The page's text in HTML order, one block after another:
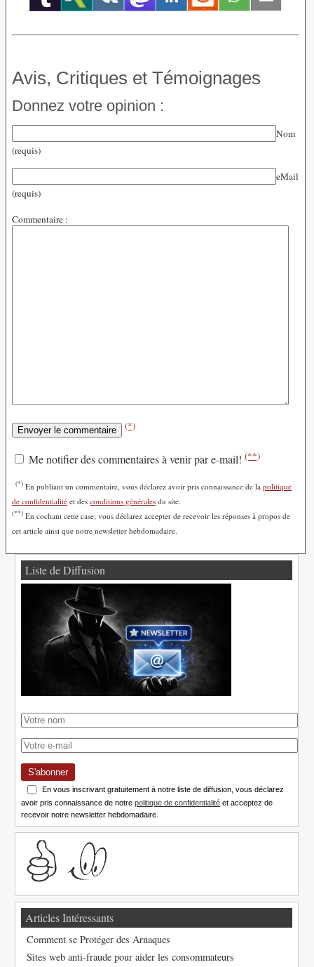
Avis, Critiques et Témoignages
Donnez votre opinion :
Nom
(requis)
eMail
(requis)
Commentaire :
(*)
Me notifier des commentaires à venir par e-mail! (**)
(*) En publiant un commentaire, vous déclarez avoir pris connaissance de la politique
de confidentialité et des conditions générales du site.
(**) En cochant cette case, vous déclarez accepter de recevoir les réponses à propos de
cet article ainsi que notre newsletter hebdomadaire.
Liste de Diffusion
S'abonner
En vous inscrivant gratuitement à notre liste de diffusion, vous déclarez
avoir pris connaissance de notrepolitique de confidentialité et acceptez de
recevoir notre newsletter hebdomadaire.
Articles Intéressants
Comment se Protéger des Arnaques
Sites web anti-fraude pour aider les consommateurs